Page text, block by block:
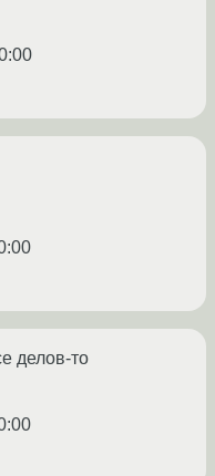
делов-то